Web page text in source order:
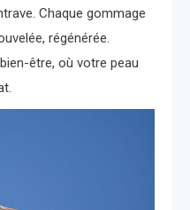
Chaque gommage
régénérée.
être, où votre peau